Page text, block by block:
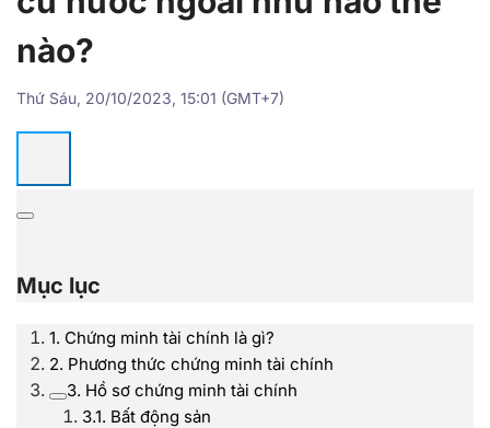
nào?
Thứ Sáu, 20/10/2023, 15:01 (GMT+7)
Mục lục
1. Chứng minh tài chính là gì?
2. Phương thức chứng minh tài chính
3. Hồ sơ chứng minh tài chính
3.1. Bất động sản